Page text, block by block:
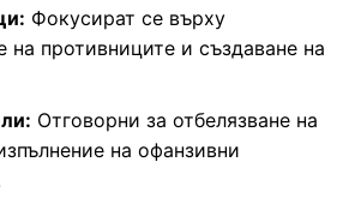
Фокусират се върху
на противниците и създаване на
Отговорни за отбелязване на
на офанзивни